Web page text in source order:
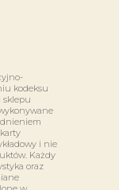
kodeksu
sklepu
i nie
Każdy
oraz